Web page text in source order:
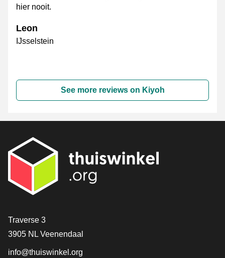
hier nooit.
Leon
IJsselstein
See more reviews on Kiyoh
Contact
Traverse 3
3905 NL Veenendaal
info@thuiswinkel.org